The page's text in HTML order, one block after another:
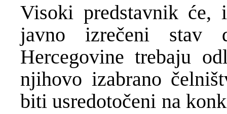
Visoki predstavnik će,
javno izrečeni stav
Hercegovine trebaju
njihovo izabrano
biti usredotočeni na